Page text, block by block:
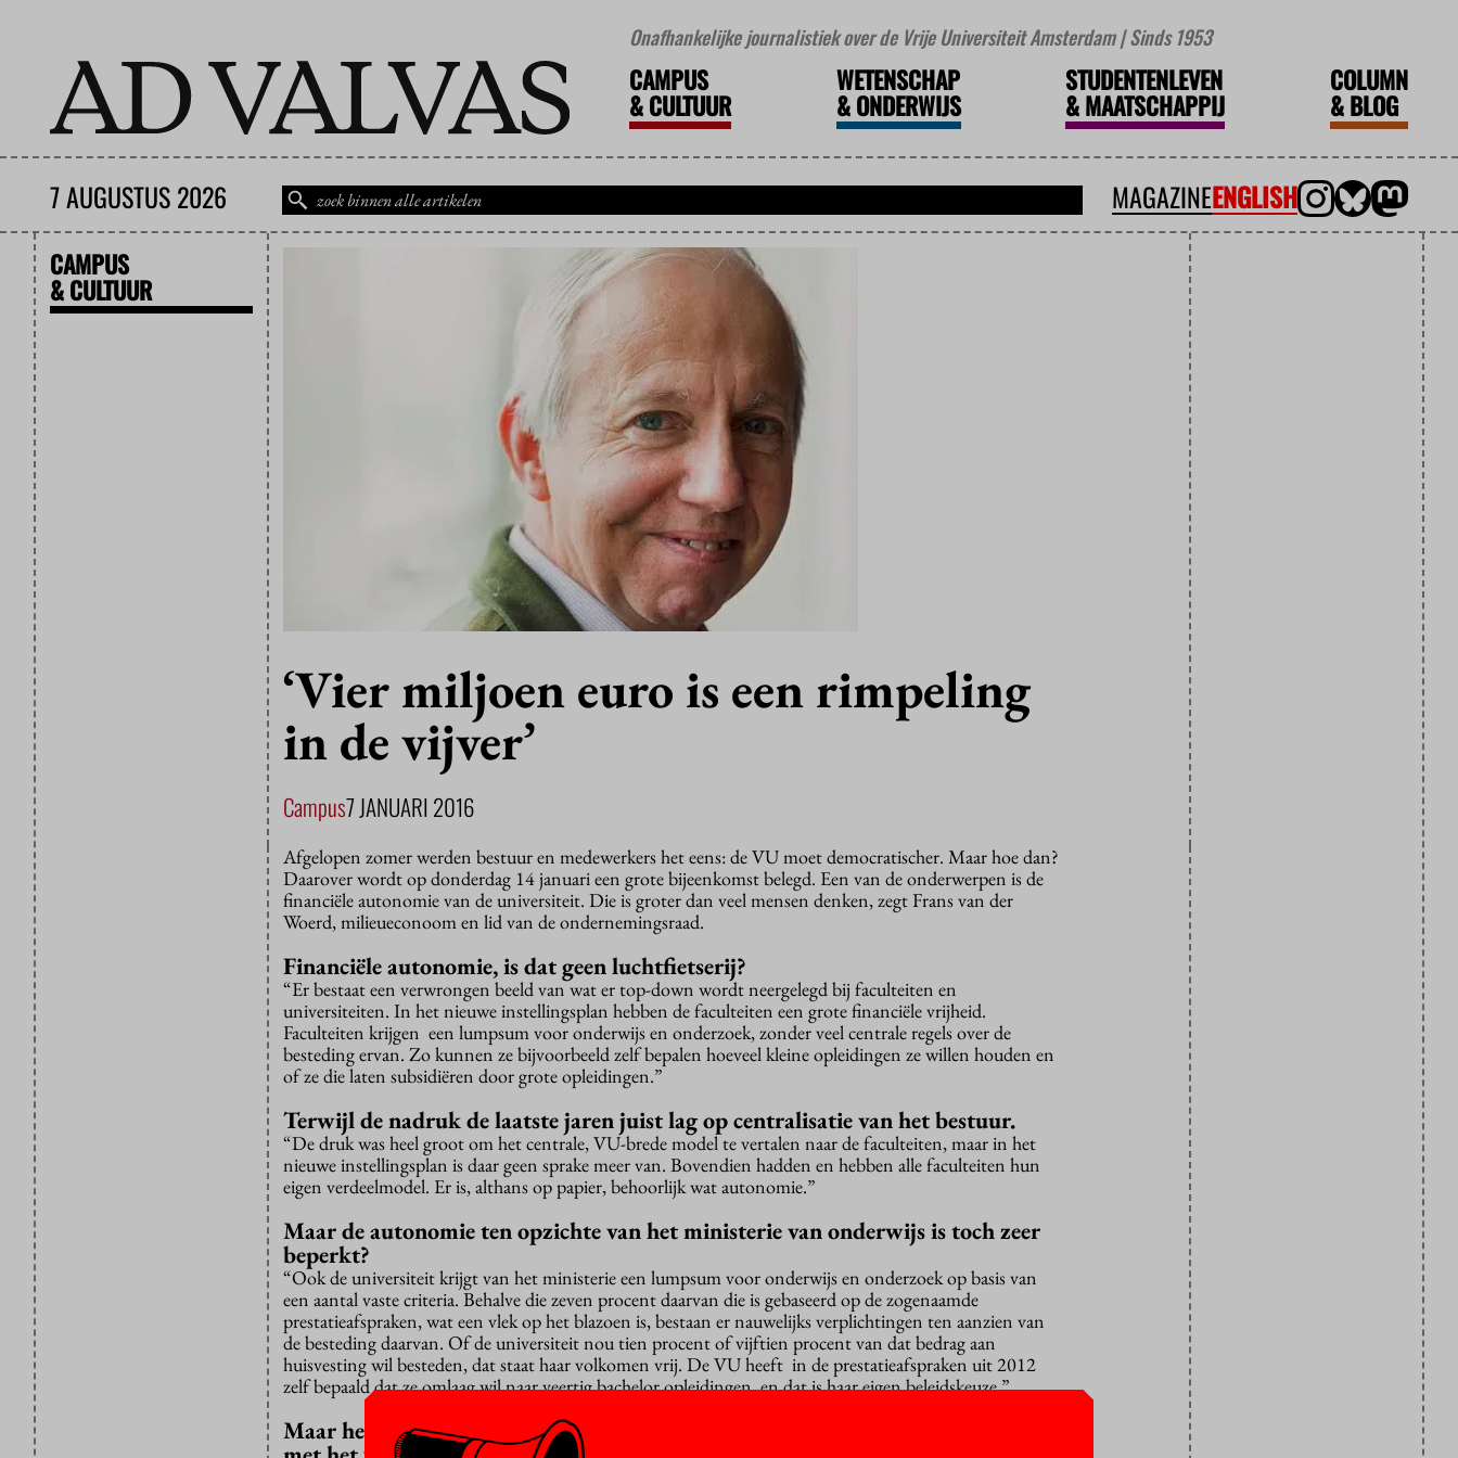
Onafhankelijke journalistiek over de Vrije Universiteit Amsterdam | Sinds 1953
CAMPUS
&CULTUUR
WETENSCHAP
&ONDERWIJS
STUDENTENLEVEN
&MAATSCHAPPIJ
COLUMN
&BLOG
7 AUGUSTUS 2026 MAGAZINEENGLISH
CAMPUS
& CULTUUR
‘Vier miljoen euro is een rimpeling
in de vijver’
Campus7 JANUARI 2016
Afgelopen zomer werden bestuur en medewerkers het eens: de VU moet democratischer. Maar hoe dan?
Daarover wordt op donderdag 14 januari een grote bijeenkomst belegd. Een van de onderwerpen is de
financiële autonomie van de universiteit. Die is groter dan veel mensen denken, zegt Frans van der
Woerd, milieueconoom en lid van de ondernemingsraad.
Financiële autonomie, is dat geen luchtfietserij?
“Er bestaat een verwrongen beeld van wat er top-down wordt neergelegd bij faculteiten en
universiteiten. In het nieuwe instellingsplan hebben de faculteiten een grote financiële vrijheid.
Faculteiten krijgen een lumpsum voor onderwijs en onderzoek, zonder veel centrale regels over de
besteding ervan. Zo kunnen ze bijvoorbeeld zelf bepalen hoeveel kleine opleidingen ze willen houden en
of ze die laten subsidiëren door grote opleidingen.”
Terwijl de nadruk de laatste jaren juist lag op centralisatie van het bestuur.
“De druk was heel groot om het centrale, VU-brede model te vertalen naar de faculteiten, maar in het
nieuwe instellingsplan is daar geen sprake meer van. Bovendien hadden en hebben alle faculteiten hun
eigen verdeelmodel. Er is, althans op papier, behoorlijk wat autonomie.”
Maar de autonomie ten opzichte van het ministerie van onderwijs is toch zeer
beperkt?
“Ook de universiteit krijgt van het ministerie een lumpsum voor onderwijs en onderzoek op basis van
een aantal vaste criteria. Behalve die zeven procent daarvan die is gebaseerd op de zogenaamde
prestatieafspraken, wat een vlek op het blazoen is, bestaan er nauwelijks verplichtingen ten aanzien van
de besteding daarvan. Of de universiteit nou tien procent of vijftien procent van dat bedrag aan
huisvesting wil besteden, dat staat haar volkomen vrij. De VU heeft in de prestatieafspraken uit 2012
zelf bepaald dat ze omlaag wil naar veertig bachelor opleidingen en dat is haar eigen beleidskeuze.”
Maar het college van bestuur verdedigt zelf vaak de bezuinigingsmaatregelen